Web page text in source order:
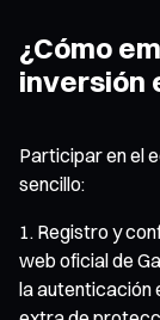
¿Cómo
inversión
Participar en el
sencillo:
Registro y
web oficial de
la autenticación